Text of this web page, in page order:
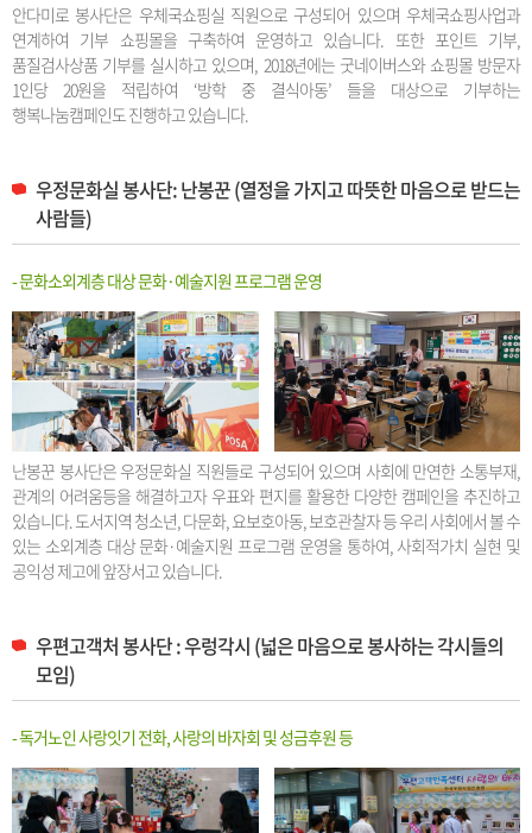
안다미로 봉사단은 우체국쇼핑실 직원으로 구성되어 있으며 우체국쇼핑사업과
연계하여 기부 쇼핑몰을 구축하여 운영하고 있습니다. 또한 포인트 기부,
품질검사상품 기부를 실시하고 있으며, 2018년에는 굿네이버스와 쇼핑몰 방문자
1인당 20원을 적립하여 ‘방학 중 결식아동’ 들을 대상으로 기부하는
행복나눔캠페인도 진행하고 있습니다.
우정문화실 봉사단: 난봉꾼 (열정을 가지고 따뜻한 마음으로 받드는
사람들)
- 문화소외계층 대상 문화·예술지원 프로그램 운영
난봉꾼 봉사단은 우정문화실 직원들로 구성되어 있으며 사회에 만연한 소통부재,
관계의 어려움등을 해결하고자 우표와 편지를 활용한 다양한 캠페인을 추진하고
있습니다. 도서지역 청소년, 다문화, 요보호아동, 보호관찰자 등 우리 사회에서 볼 수
있는 소외계층 대상 문화·예술지원 프로그램 운영을 통하여, 사회적가치 실현 및
공익성 제고에 앞장서고 있습니다.
우편고객처 봉사단 : 우렁각시 (넓은 마음으로 봉사하는 각시들의
모임)
- 독거노인 사랑잇기 전화, 사랑의 바자회 및 성금후원 등